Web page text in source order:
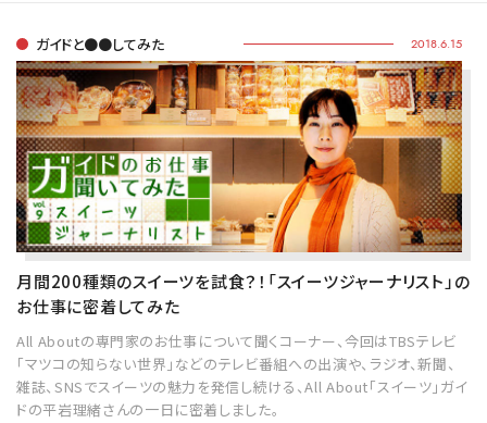
ガイドと●●してみた 2018.6.15
月間200種類のスイーツを試食？！「スイーツジャーナリスト」の
お仕事に密着してみた
All Aboutの専門家のお仕事について聞くコーナー、今回はTBSテレビ
「マツコの知らない世界」などのテレビ番組への出演や、ラジオ、新聞、
雑誌、SNSでスイーツの魅力を発信し続ける、All About「スイーツ」ガイ
ドの平岩理緒さんの一日に密着しました。